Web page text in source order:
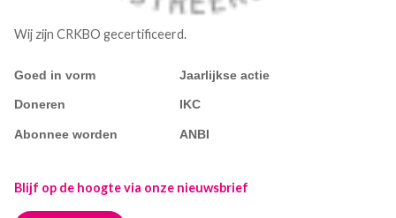
Wij zijn CRKBO gecertificeerd.
Goed in vorm Jaarlijkse actie
Doneren IKC
Abonnee worden ANBI
Blijf op de hoogte via onze nieuwsbrief